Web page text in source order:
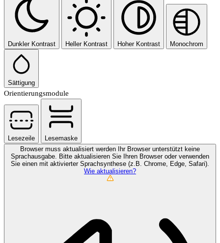
Dunkler Kontrast Heller Kontrast Hoher Kontrast Monochrom
Sättigung
Orientierungsmodule
Lesezeile
Lesemaske
Browser muss aktualisiert werden
Ihr Browser unterstützt keine
Sprachausgabe. Bitte aktualisieren Sie Ihren Browser oder verwenden
Sie einen mit aktivierter Sprachsynthese (z.B. Chrome, Edge, Safari).
Wie aktualisieren?